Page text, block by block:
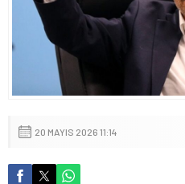
20 MAYIS 2026 11:14